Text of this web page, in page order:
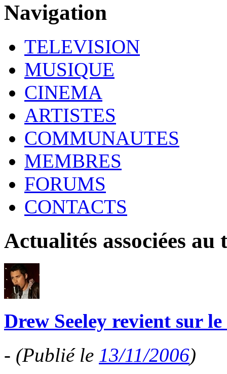
Navigation
TELEVISION
MUSIQUE
CINEMA
ARTISTES
COMMUNAUTES
MEMBRES
FORUMS
CONTACTS
Actualités associées au
Drew Seeley revient sur
- (Publié le 13/11/2006)